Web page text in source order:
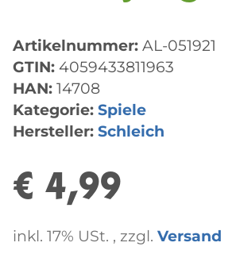
Artikelnummer: AL-051921
GTIN: 4059433811963
HAN: 14708
Kategorie: Spiele
Hersteller: Schleich
€ 4,99
inkl. 17% USt. , zzgl. Versand